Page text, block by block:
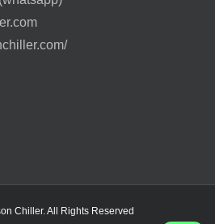
Chiller. All Rights Reserved